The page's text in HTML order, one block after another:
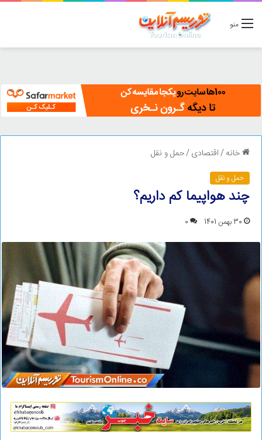
منو
خانه/اقتصادی/حمل و نقل
حمل و نقل
چند هواپیما کم داریم؟
30 بهمن 1401 0